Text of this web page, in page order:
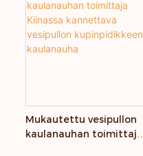
Mukautettu vesipullon
kaulanauhan toimittaja